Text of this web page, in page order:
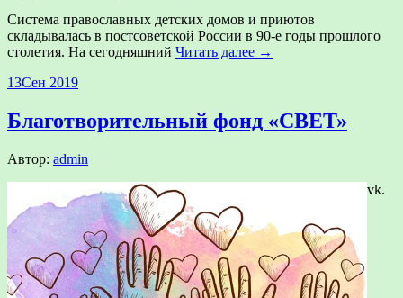
Система православных детских домов и приютов
складывалась в постсоветской России в 90-е годы прошлого
столетия. На сегодняшний Читать далее →
13Сен 2019
Благотворительный фонд «СВЕТ»
Автор: admin
vk.